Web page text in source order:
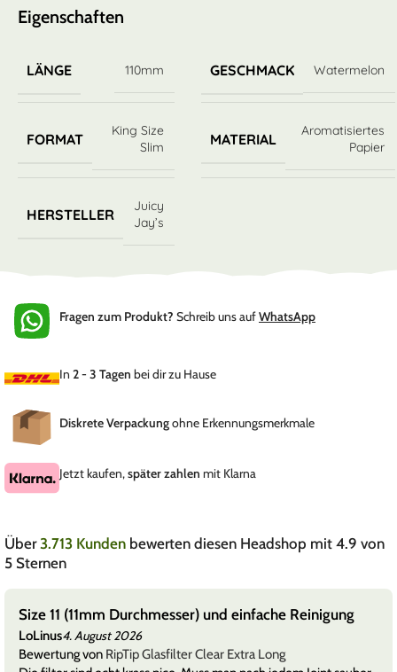
Eigenschaften
LÄNGE 110mm GESCHMACK Watermelon
FORMAT
King Size
Slim
MATERIAL
Aromatisiertes
Papier
HERSTELLER
Juicy
Jay’s
Fragen zum Produkt? Schreib uns aufWhatsApp
In 2 - 3 Tagen bei dir zu Hause
Diskrete Verpackungohne Erkennungsmerkmale
Jetzt kaufen,später zahlen mit Klarna
Über3.713 Kunden bewerten diesen Headshop mit 4.9 von
5 Sternen
Size 11 (11mm Durchmesser) und einfache Reinigung
LoLinus4. August 2026
Bewertung von RipTip Glasfilter Clear Extra Long